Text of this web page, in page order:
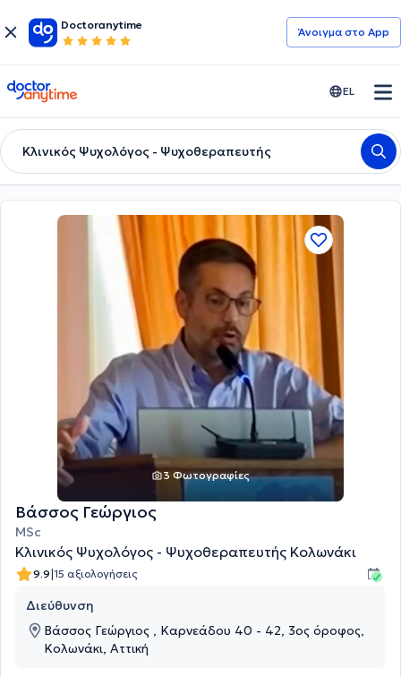
Doctoranytime
Άνοιγμα στο App
doctoranytime EL
Κλινικός Ψυχολόγος - Ψυχοθεραπευτής
3 Φωτογραφίες
Βάσσος Γεώργιος
MSc
Κλινικός Ψυχολόγος - Ψυχοθεραπευτής Κολωνάκι
9.9|15 αξιολογήσεις
Διεύθυνση
Βάσσος Γεώργιος , Καρνεάδου 40 - 42, 3ος όροφος,
Κολωνάκι, Αττική